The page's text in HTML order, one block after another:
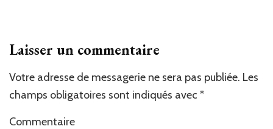
Laisser un commentaire
Votre adresse de messagerie ne sera pas publiée. Les
champs obligatoires sont indiqués avec *
Commentaire